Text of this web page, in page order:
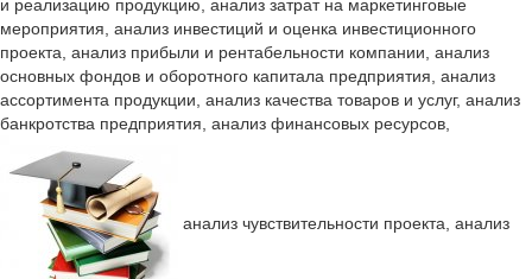
и реализацию продукцию, анализ затрат на маркетинговые
мероприятия, анализ инвестиций и оценка инвестиционного
проекта, анализ прибыли и рентабельности компании, анализ
основных фондов и оборотного капитала предприятия, анализ
ассортимента продукции, анализ качества товаров и услуг, анализ
банкротства предприятия, анализ финансовых ресурсов,
анализ чувствительности проекта, анализ